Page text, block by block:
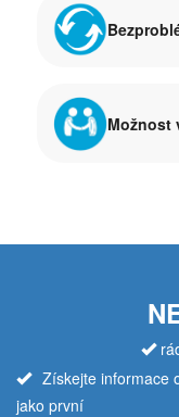
Možnost
Získejte informace
jako první